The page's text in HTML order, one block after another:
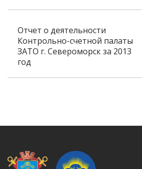
Отчет о деятельности
Контрольно-счетной палаты
ЗАТО г. Североморск за 2013
год